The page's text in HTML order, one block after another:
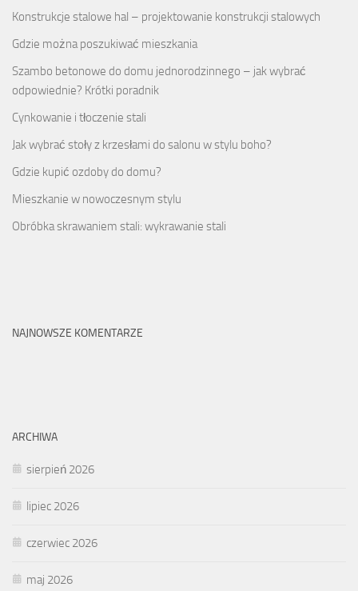
Konstrukcje stalowe hal – projektowanie konstrukcji stalowych
Gdzie można poszukiwać mieszkania
Szambo betonowe do domu jednorodzinnego – jak wybrać
odpowiednie? Krótki poradnik
Cynkowanie i tłoczenie stali
Jak wybrać stoły z krzesłami do salonu w stylu boho?
Gdzie kupić ozdoby do domu?
Mieszkanie w nowoczesnym stylu
Obróbka skrawaniem stali: wykrawanie stali
NAJNOWSZE KOMENTARZE
ARCHIWA
sierpień 2026
lipiec 2026
czerwiec 2026
maj 2026